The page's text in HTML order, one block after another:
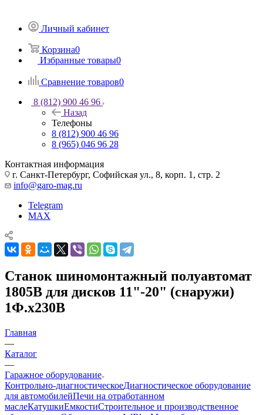
Личный кабинет
Корзина0
Избранные товары0
Сравнение товаров0
8 (812) 900 46 96
Назад
Телефоны
8 (812) 900 46 96
8 (965) 046 96 28
Контактная информация
г. Санкт-Петербург, Софийская ул., 8, корп. 1, стр. 2
info@garo-mag.ru
Telegram
MAX
Станок шиномонтажный полуавтомат
1805B для дисков 11"-20" (снаружи)
1Ф.х230В
Главная
—
Каталог
—
Гаражное оборудование
Контрольно-диагностическоеДиагностическое оборудование
для автомобилейПечи на отработанном
маслеКатушкиЕмкостиСтроительное и производственное